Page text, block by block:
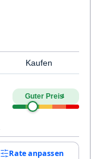
Kaufen
Guter Preis4
Rate anpassen